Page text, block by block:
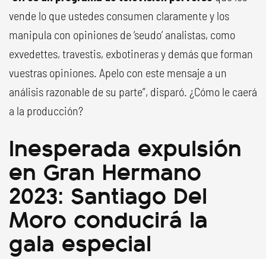
vende lo que ustedes consumen claramente y los
manipula con opiniones de ‘seudo’ analistas, como
exvedettes, travestis, exbotineras y demás que forman
vuestras opiniones. Apelo con este mensaje a un
análisis razonable de su parte”, disparó. ¿Cómo le caerá
a la producción?
Inesperada expulsión
en Gran Hermano
2023: Santiago Del
Moro conducirá la
gala especial